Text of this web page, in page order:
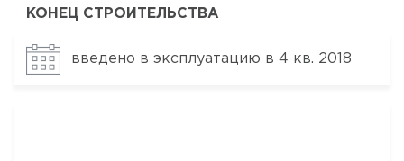
КОНЕЦ СТРОИТЕЛЬСТВА
введено в эксплуатацию в 4 кв. 2018